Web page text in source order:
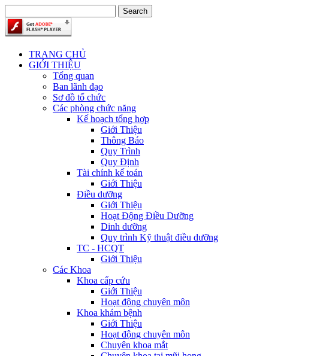
TRANG CHỦ
GIỚI THIỆU
Tổng quan
Ban lãnh đạo
Sơ đồ tổ chức
Các phòng chức năng
Kế hoạch tổng hợp
Giới Thiệu
Thông Báo
Quy Trình
Quy Định
Tài chính kế toán
Giới Thiệu
Điều dưỡng
Giới Thiệu
Hoạt Động Điều Dưỡng
Dinh dưỡng
Quy trình Kỹ thuật điều dưỡng
TC - HCQT
Giới Thiệu
Các Khoa
Khoa cấp cứu
Giới Thiệu
Hoạt động chuyên môn
Khoa khám bệnh
Giới Thiệu
Hoạt động chuyên môn
Chuyên khoa mắt